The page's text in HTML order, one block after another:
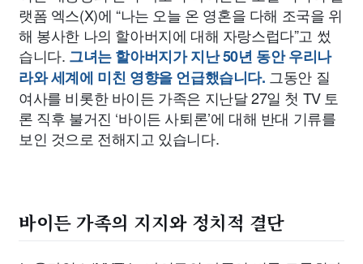
랫폼 엑스(X)에 “나는 오늘 온 영혼을 다해 조국을 위
해 봉사한 나의 할아버지에 대해 자랑스럽다”고 썼
습니다. 그녀는 할아버지가 지난 50년 동안 우리나
라와 세계에 미친 영향을 언급했습니다. 그동안 질
여사를 비롯한 바이든 가족은 지난달 27일 첫 TV 토
론 직후 불거진 ‘바이든 사퇴론’에 대해 반대 기류를
보인 것으로 전해지고 있습니다.
바이든 가족의 지지와 정치적 결단